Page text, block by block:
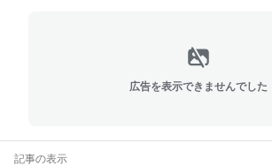
広告を表示できませんでした
記事の表示